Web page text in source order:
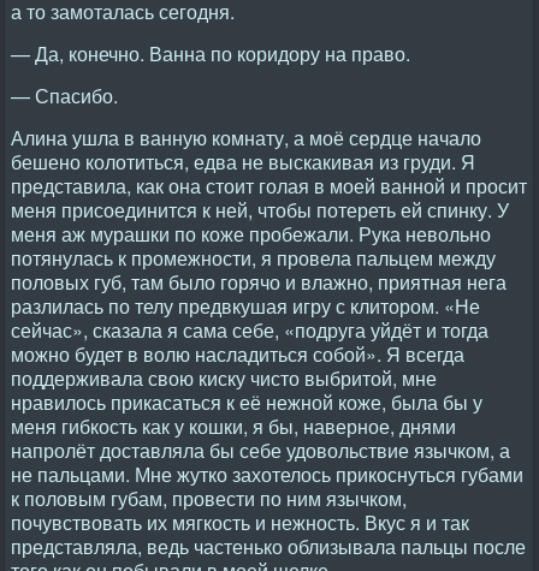
а то замоталась сегодня.
— Да, конечно. Ванна по коридору на право.
— Спасибо.
Алина ушла в ванную комнату, а моё сердце начало
бешено колотиться, едва не выскакивая из груди. Я
представила, как она стоит голая в моей ванной и просит
меня присоединится к ней, чтобы потереть ей спинку. У
меня аж мурашки по коже пробежали. Рука невольно
потянулась к промежности, я провела пальцем между
половых губ, там было горячо и влажно, приятная нега
разлилась по телу предвкушая игру с клитором. «Не
сейчас», сказала я сама себе, «подруга уйдёт и тогда
можно будет в волю насладиться собой». Я всегда
поддерживала свою киску чисто выбритой, мне
нравилось прикасаться к её нежной коже, была бы у
меня гибкость как у кошки, я бы, наверное, днями
напролёт доставляла бы себе удовольствие язычком, а
не пальцами. Мне жутко захотелось прикоснуться губами
к половым губам, провести по ним язычком,
почувствовать их мягкость и нежность. Вкус я и так
представляла, ведь частенько облизывала пальцы после